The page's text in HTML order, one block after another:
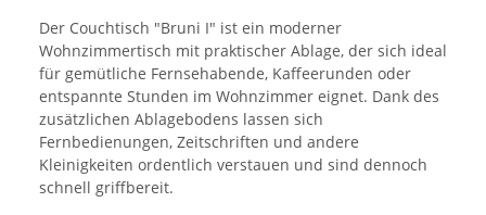
Der Couchtisch "Bruni I" ist ein moderner
Wohnzimmertisch mit praktischer Ablage, der sich ideal
für gemütliche Fernsehabende, Kaffeerunden oder
entspannte Stunden im Wohnzimmer eignet. Dank des
zusätzlichen Ablagebodens lassen sich
Fernbedienungen, Zeitschriften und andere
Kleinigkeiten ordentlich verstauen und sind dennoch
schnell griffbereit.